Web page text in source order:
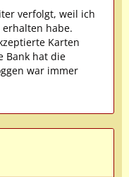
verfolgt, weil ich
habe.
Karten
Bank hat die
war immer